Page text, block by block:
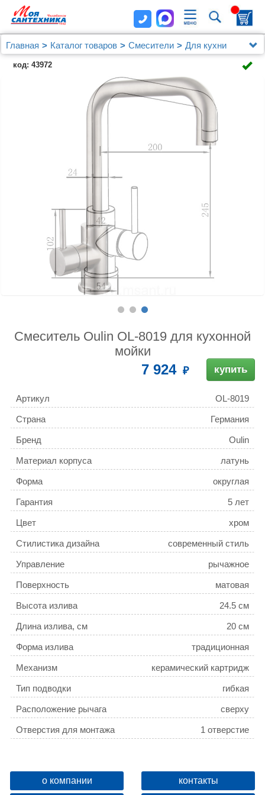
Главная Каталог товаров Смесители
Для кухни
Смеситель Oulin OL-8019 для кухонной мойки
код: 43972
Смеситель Oulin OL-8019 для кухонной
мойки
7 924 купить
Артикул OL-8019
Страна Германия
Бренд Oulin
Материал корпуса латунь
Форма округлая
Гарантия 5 лет
Цвет хром
Стилистика дизайна современный стиль
Управление рычажное
Поверхность матовая
Высота излива 24.5 см
Длина излива, см 20 см
Форма излива традиционная
Механизм керамический картридж
Тип подводки гибкая
Расположение рычага сверху
Отверстия для монтажа 1 отверстие
Высота, см 33.5
Глубина, см 20
о компании контакты